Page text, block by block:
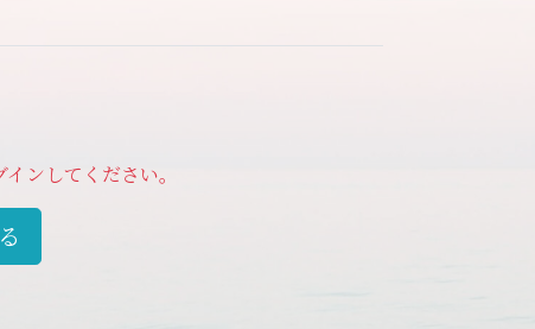
ブ果実油、ヤシの実、ホホバ種子油、
て100%天然由来成分にこだわっていま
いただいています：
ンしてください。